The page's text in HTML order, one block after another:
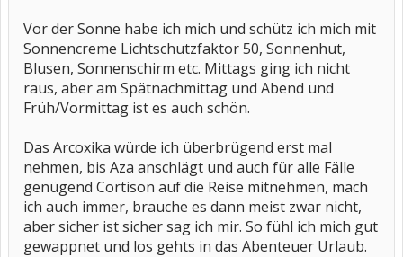
Vor der Sonne habe ich mich und schütz ich mich mit
Sonnencreme Lichtschutzfaktor 50, Sonnenhut,
Blusen, Sonnenschirm etc. Mittags ging ich nicht
raus, aber am Spätnachmittag und Abend und
Früh/Vormittag ist es auch schön.
Das Arcoxika würde ich überbrügend erst mal
nehmen, bis Aza anschlägt und auch für alle Fälle
genügend Cortison auf die Reise mitnehmen, mach
ich auch immer, brauche es dann meist zwar nicht,
aber sicher ist sicher sag ich mir. So fühl ich mich gut
gewappnet und los gehts in das Abenteuer Urlaub.